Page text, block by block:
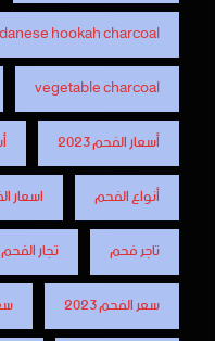
hookah charcoal
vegetable charcoal
أسعار الفحم 2023
أنواع الفحم
اسعار
تاجر فحم
تجار الفحم
سعر الفحم 2023